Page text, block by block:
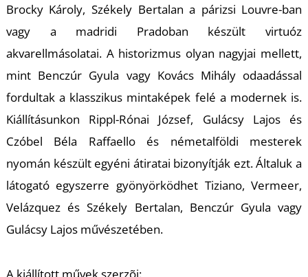
Brocky Károly, Székely Bertalan a párizsi Louvre-ban
vagy a madridi Pradoban készült virtuóz
akvarellmásolatai. A historizmus olyan nagyjai mellett,
mint Benczúr Gyula vagy Kovács Mihály odaadással
fordultak a klasszikus mintaképek felé a modernek is.
Kiállításunkon Rippl-Rónai József, Gulácsy Lajos és
Czóbel Béla Raffaello és németalföldi mesterek
nyomán készült egyéni átiratai bizonyítják ezt. Általuk a
látogató egyszerre gyönyörködhet Tiziano, Vermeer,
Velázquez és Székely Bertalan, Benczúr Gyula vagy
Gulácsy Lajos művészetében.